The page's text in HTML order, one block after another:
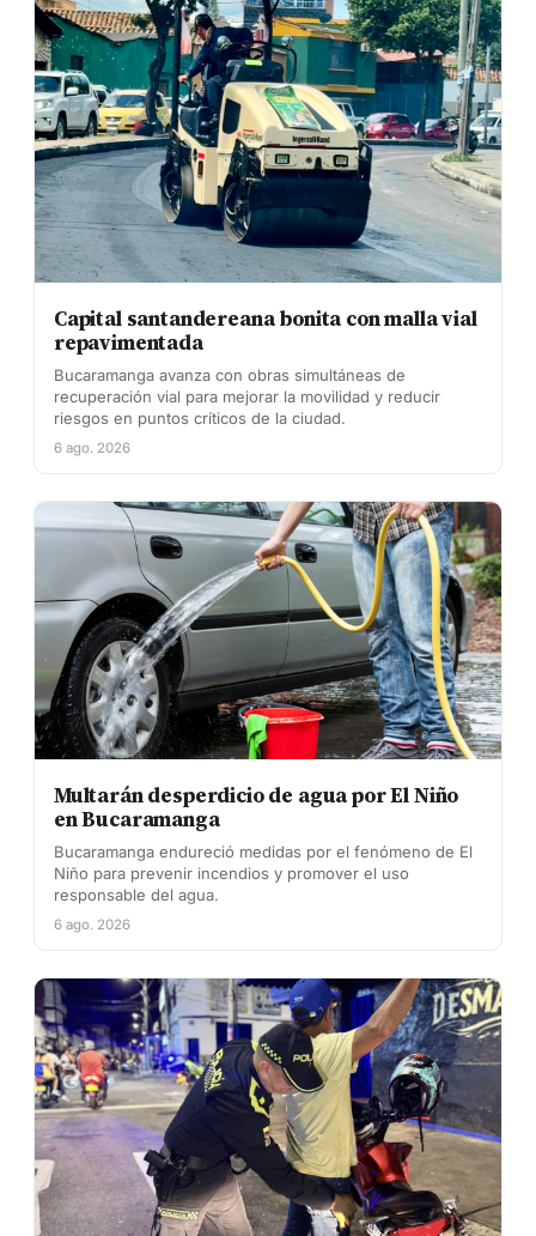
Capital santandereana bonita con malla vial
repavimentada
Bucaramanga avanza con obras simultáneas de
recuperación vial para mejorar la movilidad y reducir
riesgos en puntos críticos de la ciudad.
6 ago. 2026
Multarán desperdicio de agua por El Niño
en Bucaramanga
Bucaramanga endureció medidas por el fenómeno de El
Niño para prevenir incendios y promover el uso
responsable del agua.
6 ago. 2026